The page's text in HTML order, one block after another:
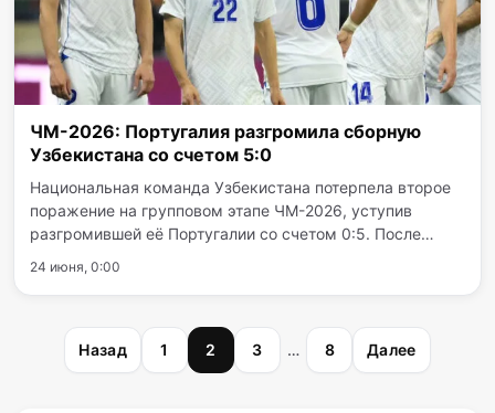
ЧМ-2026: Португалия разгромила сборную
Узбекистана со счетом 5:0
Национальная команда Узбекистана потерпела второе
поражение на групповом этапе ЧМ-2026, уступив
разгромившей её Португалии со счетом 0:5. После
(1:3) подопечные Фабио Каннаваро в американском
24 июня, 0:00
Пагинация
записей
Назад 1 2 3 … 8 Далее